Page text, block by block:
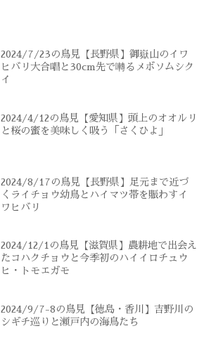
2024/7/23の鳥見【長野県】御嶽山のイワ
ヒバリ大合唱と30cm先で囀るメボソムシク
イ
2024/4/12の鳥見【愛知県】頭上のオオルリ
と桜の蜜を美味しく吸う「さくひよ」
2024/8/17の鳥見【長野県】足元まで近づ
くライチョウ幼鳥とハイマツ帯を賑わすイ
ワヒバリ
2024/12/1の鳥見【滋賀県】農耕地で出会え
たコハクチョウと今季初のハイイロチュウ
ヒ・トモエガモ
2024/9/7-8の鳥見【徳島・香川】吉野川の
シギチ巡りと瀬戸内の海鳥たち